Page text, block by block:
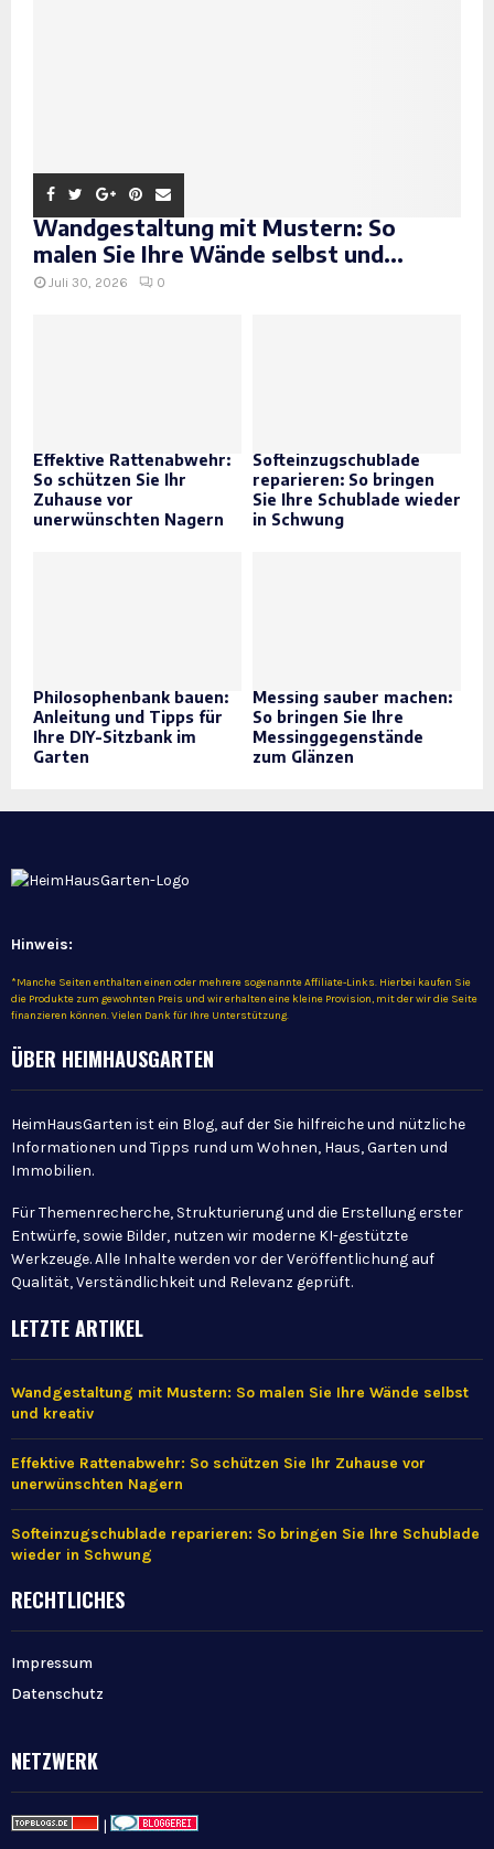
Wandgestaltung mit Mustern: So
malen Sie Ihre Wände selbst und...
Juli 30, 2026 0
Effektive Rattenabwehr:
So schützen Sie Ihr
Zuhause vor
unerwünschten Nagern
Softeinzugschublade
reparieren: So bringen
Sie Ihre Schublade wieder
in Schwung
Philosophenbank bauen:
Anleitung und Tipps für
Ihre DIY-Sitzbank im
Garten
Messing sauber machen:
So bringen Sie Ihre
Messinggegenstände
zum Glänzen
Hinweis:
*Manche Seiten enthalten einen oder mehrere sogenannte Affiliate-Links. Hierbei kaufen Sie
die Produkte zum gewohnten Preis und wir erhalten eine kleine Provision, mit der wir die Seite
finanzieren können. Vielen Dank für Ihre Unterstützung.
ÜBER HEIMHAUSGARTEN
HeimHausGarten ist ein Blog, auf der Sie hilfreiche und nützliche
Informationen und Tipps rund um Wohnen, Haus, Garten und
Immobilien.
Für Themenrecherche, Strukturierung und die Erstellung erster
Entwürfe, sowie Bilder, nutzen wir moderne KI-gestützte
Werkzeuge. Alle Inhalte werden vor der Veröffentlichung auf
Qualität, Verständlichkeit und Relevanz geprüft.
LETZTE ARTIKEL
Wandgestaltung mit Mustern: So malen Sie Ihre Wände selbst
und kreativ
Effektive Rattenabwehr: So schützen Sie Ihr Zuhause vor
unerwünschten Nagern
Softeinzugschublade reparieren: So bringen Sie Ihre Schublade
wieder in Schwung
RECHTLICHES
Impressum
Datenschutz
NETZWERK
|